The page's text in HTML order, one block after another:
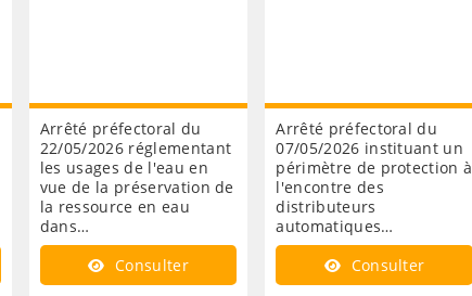
Arrêté préfectoral du
22/05/2026 réglementant
les usages de l'eau en
vue de la préservation de
la ressource en eau
dans…
Consulter
Arrêté préfectoral du
07/05/2026 instituant un
périmètre de protection à
l'encontre des
distributeurs
automatiques…
Consulter